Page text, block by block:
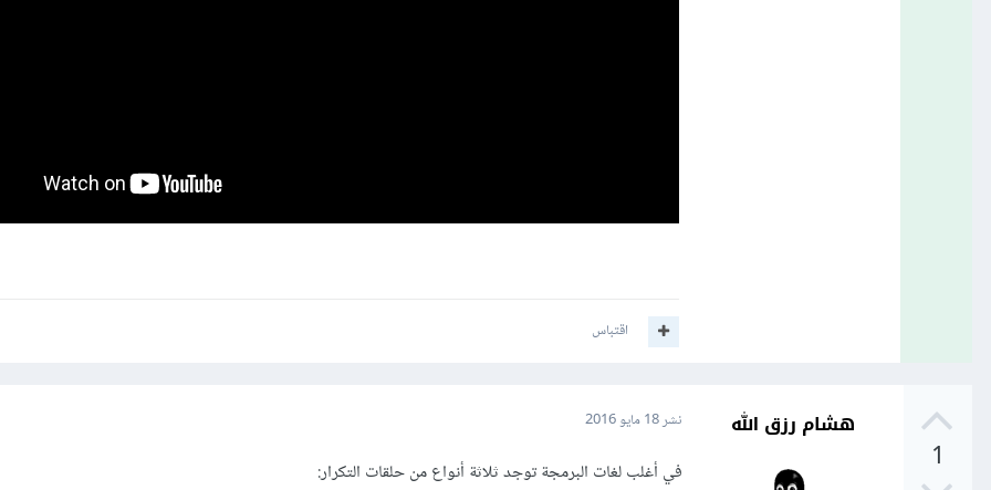
اقتباس
1
هشام رزق الله نشر18 مايو 2016
في أغلب لغات البرمجة توجد ثلاثة أنواع من حلقات التكرار: